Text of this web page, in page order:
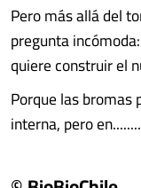
Pero más allá del
pregunta
quiere construir el
Porque las bromas
interna, pero en........